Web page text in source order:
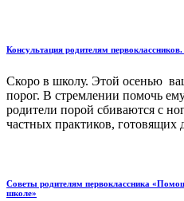
Консультация родителям
Скоро в школу. Этой осенью
порог. В стремлении помочь
родители порой сбиваются с
частных практиков, готовящих
Советы родителям первоклассника
школе»